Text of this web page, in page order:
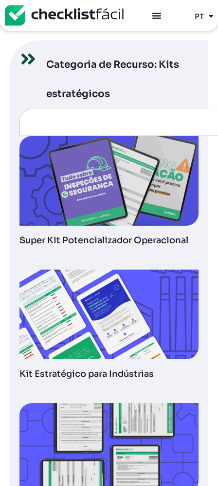
PT
EN
Categoria de Recurso: Kits
estratégicos
Super Kit Potencializador Operacional
Kit Estratégico para Indústrias